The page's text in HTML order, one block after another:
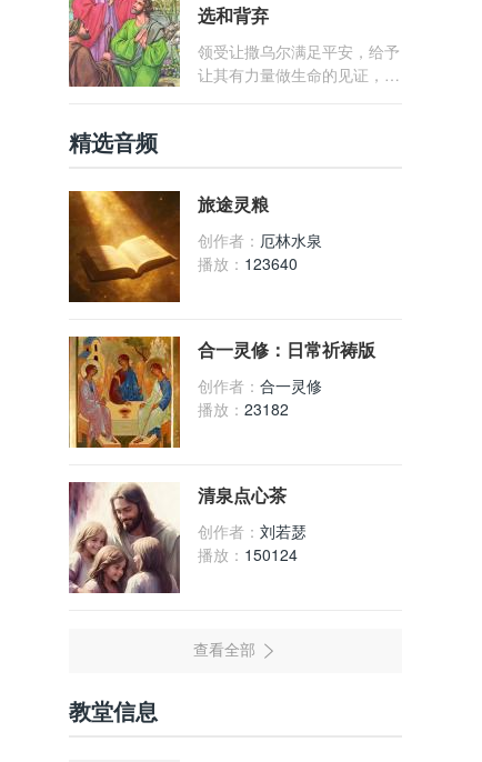
祝、各类庆节（节日、庆日、
纪念日）以及常年期。
选和背弃
领受让撒乌尔满足平安，给予
让其有力量做生命的见证，但
了天主的命令，失去了爱和真
理的合一
精选音频
旅途灵粮
创作者： 厄林水泉
播放： 123640
合一灵修：日常祈祷版
创作者： 合一灵修
播放： 23182
清泉点心茶
创作者： 刘若瑟
播放： 150124
教堂信息